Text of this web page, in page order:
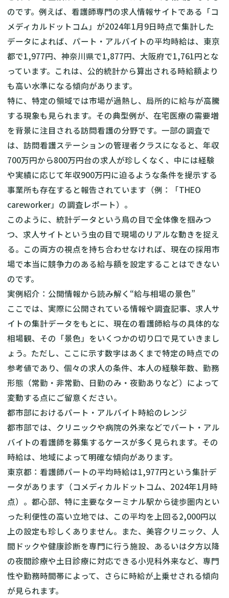
のです。例えば、看護師専門の求人情報サイトである「コ
メディカルドットコム」が2024年1月9日時点で集計した
データによれば、パート・アルバイトの平均時給は、東京
都で1,977円、神奈川県で1,877円、大阪府で1,761円とな
っています。これは、公的統計から算出される時給額より
も高い水準になる傾向があります。
特に、特定の領域では市場が過熱し、局所的に給与が高騰
する現象も見られます。その典型例が、在宅医療の需要増
を背景に注目される訪問看護の分野です。一部の調査で
は、訪問看護ステーションの管理者クラスになると、年収
700万円から800万円台の求人が珍しくなく、中には経験
や実績に応じて年収900万円に迫るような条件を提示する
事業所も存在すると報告されています（例：「THEO
careworker」の調査レポート）。
このように、統計データという鳥の目で全体像を掴みつ
つ、求人サイトという虫の目で現場のリアルな動きを捉え
る。この両方の視点を持ち合わせなければ、現在の採用市
場で本当に競争力のある給与額を設定することはできない
のです。
実例紹介：公開情報から読み解く“給与相場の景色”
ここでは、実際に公開されている情報や調査記事、求人サ
イトの集計データをもとに、現在の看護師給与の具体的な
相場観、その「景色」をいくつかの切り口で見ていきまし
ょう。ただし、ここに示す数字はあくまで特定の時点での
参考値であり、個々の求人の条件、本人の経験年数、勤務
形態（常勤・非常勤、日勤のみ・夜勤ありなど）によって
変動する点にご留意ください。
都市部におけるパート・アルバイト時給のレンジ
都市部では、クリニックや病院の外来などでパート・アル
バイトの看護師を募集するケースが多く見られます。その
時給は、地域によって明確な傾向があります。
東京都：看護師パートの平均時給は1,977円という集計デ
ータがあります（コメディカルドットコム、2024年1月時
点）。都心部、特に主要なターミナル駅から徒歩圏内とい
った利便性の高い立地では、この平均を上回る2,000円以
上の設定も珍しくありません。また、美容クリニック、人
間ドックや健康診断を専門に行う施設、あるいは夕方以降
の夜間診療や土日診療に対応できる小児科外来など、専門
性や勤務時間帯によって、さらに時給が上乗せされる傾向
が見られます。